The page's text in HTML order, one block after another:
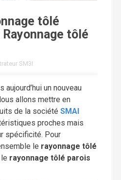
tôlé
tôlé
SM3I
un nouveau
allons mettre en
de la société SMAI
proches mais
spécificité. Pour
le rayonnage tôlé
rayonnage tôlé parois